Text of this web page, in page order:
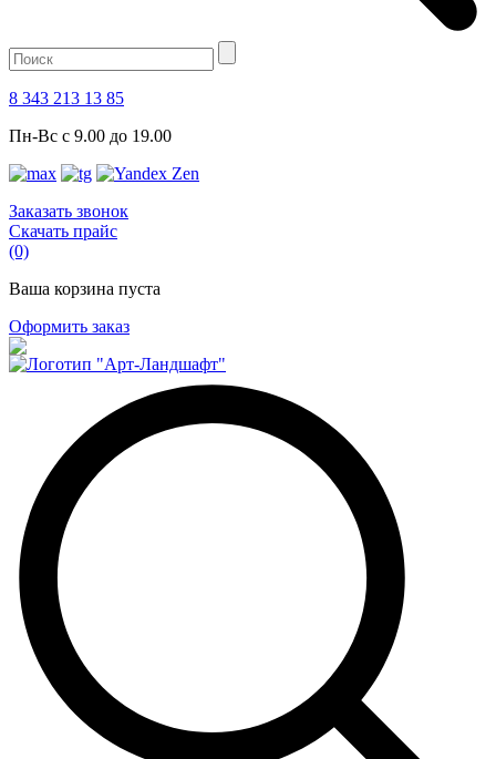
8 343 213 13 85
Пн-Вс с 9.00 до 19.00
Заказать звонок
Скачать прайс
(0)
Ваша корзина пуста
Оформить заказ